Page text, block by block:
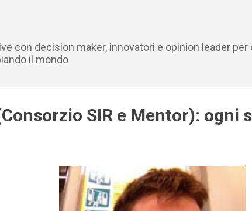
con decision maker, innovatori e opinion leader
il mondo
SIR e Mentor): ogni